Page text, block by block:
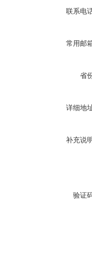
联系电
常用邮
省
详细地
补充说
验证